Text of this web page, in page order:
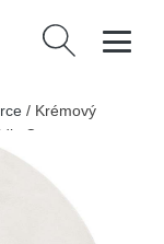
Vyhledávání
/ Krémový
Carpets